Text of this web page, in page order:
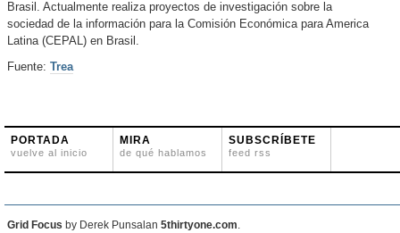
Brasil. Actualmente realiza proyectos de investigación sobre la
sociedad de la información para la Comisión Económica para America
Latina (CEPAL) en Brasil.
Fuente: Trea
PORTADA
vuelve al inicio
MIRA
de qué hablamos
SUBSCRÍBETE
feed rss
Grid Focus by Derek Punsalan 5thirtyone.com.